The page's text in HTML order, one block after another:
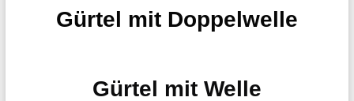
Gürtel mit Doppelwelle
Gürtel mit Welle